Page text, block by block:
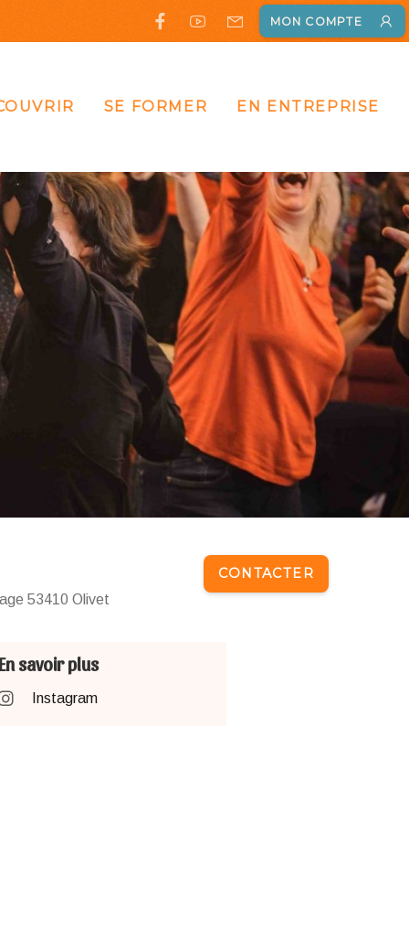
MON COMPTE
SE FORMER EN ENTREPRISE
53410 Olivet
CONTACTER
savoir plus
Instagram